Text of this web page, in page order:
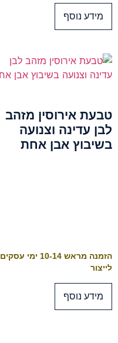
מידע נוסף
טבעת אירוסין מזהב
לבן עדינה וצנועה
בשיבוץ אבן אחת
הזמנה מראש 10-14 ימי עסקים
לייצור
מידע נוסף